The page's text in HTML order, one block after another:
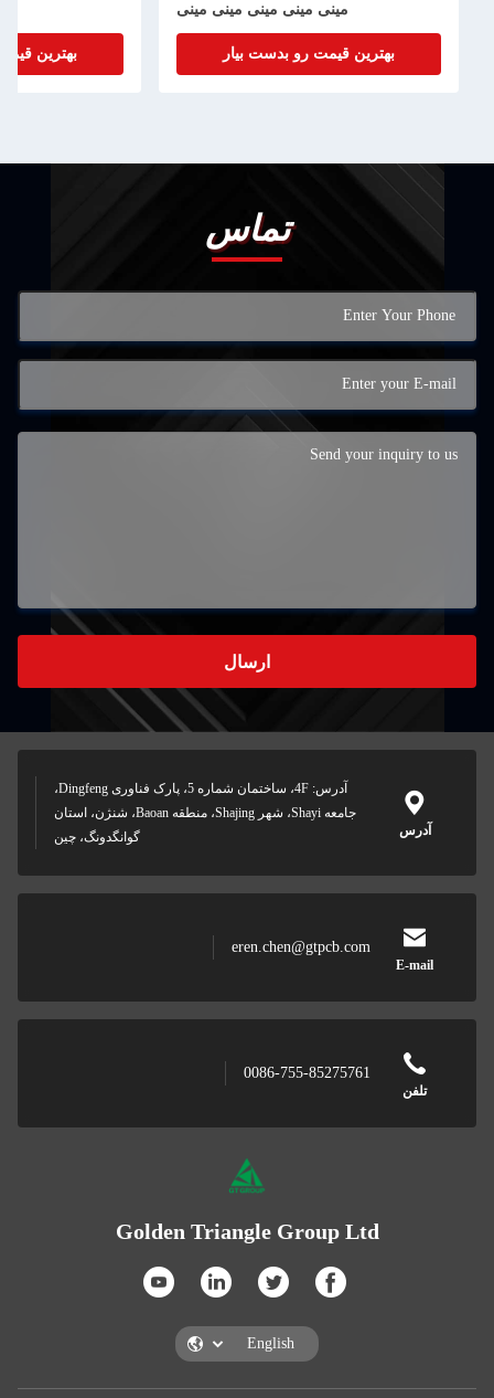
مینی مینی مینی مینی مینی
بهترین قیمت رو بدست بیار بهترین قیمت
تماس
ارسال
آدرس
آدرس: 4F، ساختمان شماره 5، پارک فناوری Dingfeng،
جامعه Shayi، شهر Shajing، منطقه Baoan، شنژن، استان
گوانگدونگ، چین
E-mail
eren.chen@gtpcb.com
0086-755-85275761
Golden Triangle Group Ltd